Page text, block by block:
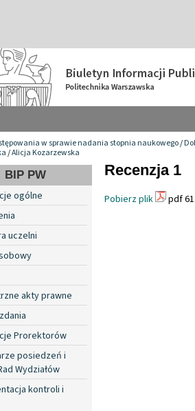
w sprawie nadania stopnia naukowego/
/Alicja Kozarzewska
BIP PW
ogólne
uczelni
akty prawne
Prorektorów
posiedzeń i
Wydziałów
kontroli i
Recenzja 1
Pobierz plik pdf